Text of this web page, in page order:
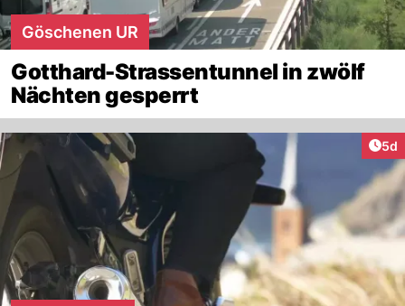
Göschenen UR
Gotthard-Strassentunnel in zwölf
Nächten gesperrt
5d